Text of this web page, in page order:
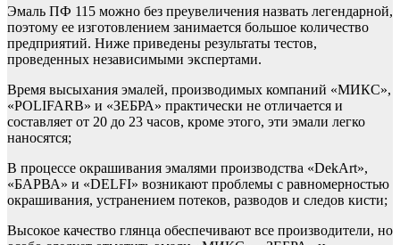
Эмаль ПФ 115 можно без преувеличения назвать легендарной,
поэтому ее изготовлением занимается большое количество
предприятий. Ниже приведены результаты тестов,
проведенных независимыми экспертами.
Время высыхания эмалей, производимых компаний «МИКС»,
«POLIFARB» и «ЗЕБРА» практически не отличается и
составляет от 20 до 23 часов, кроме этого, эти эмали легко
наносятся;
В процессе окрашивания эмалями производства «DekArt»,
«БАРВА» и «DELFI» возникают проблемы с равномерностью
окрашивания, устранением потеков, разводов и следов кисти;
Высокое качество глянца обеспечивают все производители, но